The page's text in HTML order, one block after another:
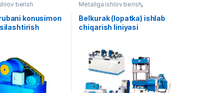
berish
konusimon
Metallga ishlov berish,
Yog'ochga ishlov berish
Belkurak (lopatka) ishlab
chiqarish liniyasi